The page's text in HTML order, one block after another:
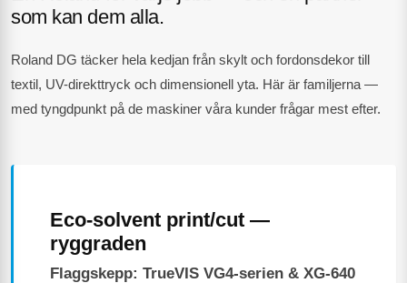
som kan dem alla.
Roland DG täcker hela kedjan från skylt och fordonsdekor till
textil, UV-direkttryck och dimensionell yta. Här är familjerna —
med tyngdpunkt på de maskiner våra kunder frågar mest efter.
Eco-solvent print/cut —
ryggraden
Flaggskepp: TrueVIS VG4-serien & XG-640